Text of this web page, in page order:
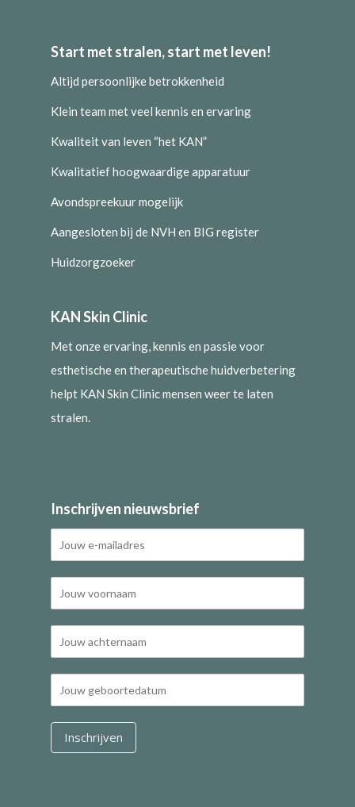
Start met stralen, start met leven!
Altijd persoonlijke betrokkenheid
Klein team met veel kennis en ervaring
Kwaliteit van leven “het KAN”
Kwalitatief hoogwaardige apparatuur
Avondspreekuur mogelijk
Aangesloten bij de NVH en BIG register
Huidzorgzoeker
KAN Skin Clinic
Met onze ervaring, kennis en passie voor
esthetische en therapeutische huidverbetering
helpt KAN Skin Clinic mensen weer te laten
stralen.
Inschrijven nieuwsbrief